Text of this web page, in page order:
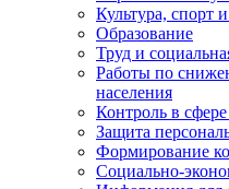
Культура, спорт
Образование
Труд и
Работы по
населения
Контроль в
Защита
Формирование
Социально-